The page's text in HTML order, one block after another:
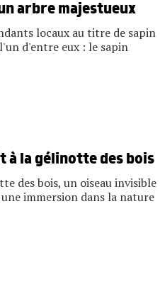
arbre majestueux
locaux au titre de sapin
d'entre eux : le sapin
à la gélinotte des bois
des bois, un oiseau invisible
immersion dans la nature